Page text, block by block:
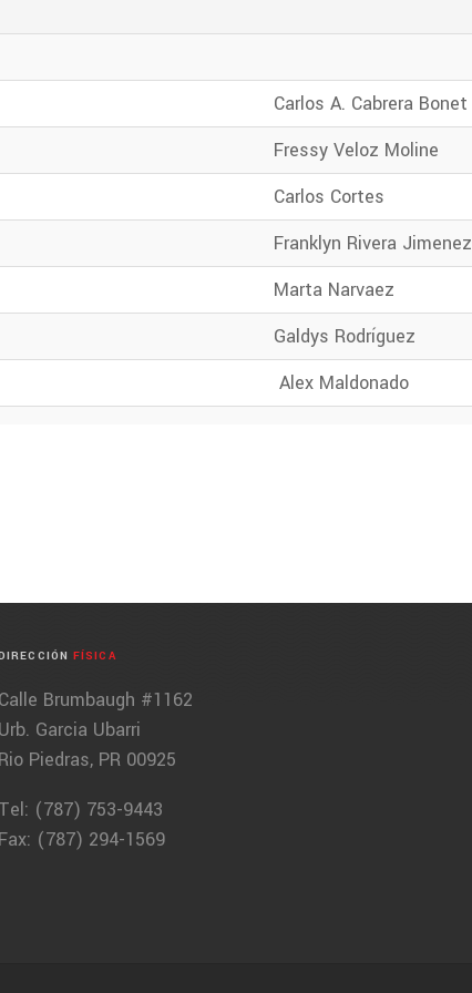
Carlos A. Cabrera Bonet
Fressy Veloz Moline
Carlos Cortes
Franklyn Rivera Jimenez
Marta Narvaez
Galdys Rodríguez
Alex Maldonado
FÍSICA
Calle Brumbaugh #1162
Urb. Garcia Ubarri
Rio Piedras, PR 00925
Tel: (787) 753-9443
Fax: (787) 294-1569